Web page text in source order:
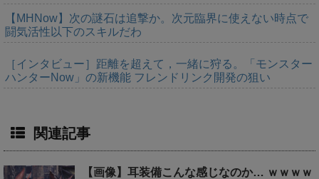
【MHNow】次の謎石は追撃か。次元臨界に使えない時点で
闘気活性以下のスキルだわ
［インタビュー］距離を超えて，一緒に狩る。「モンスター
ハンターNow」の新機能 フレンドリンク開発の狙い
関連記事
【画像】耳装備こんな感じなのか… ｗｗｗｗ